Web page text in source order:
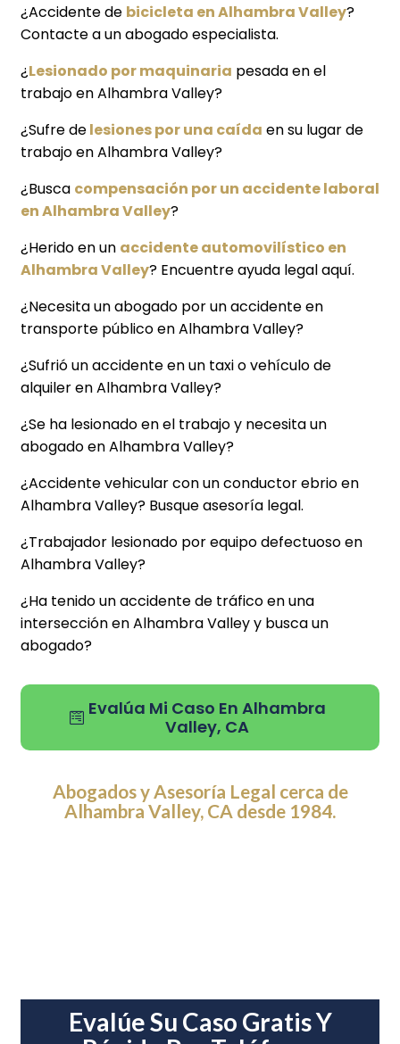
¿Accidente de bicicleta en Alhambra Valley?
Contacte a un abogado especialista.
¿Lesionado por maquinaria pesada en el
trabajo en Alhambra Valley?
¿Sufre delesiones por una caída en su lugar de
trabajo en Alhambra Valley?
¿Busca compensación por un accidente laboral
en Alhambra Valley?
¿Herido en un accidente automovilístico en
Alhambra Valley? Encuentre ayuda legal aquí.
¿Necesita un abogado por un accidente en
transporte público en Alhambra Valley?
¿Sufrió un accidente en un taxi o vehículo de
alquiler en Alhambra Valley?
¿Se ha lesionado en el trabajo y necesita un
abogado en Alhambra Valley?
¿Accidente vehicular con un conductor ebrio en
Alhambra Valley? Busque asesoría legal.
¿Trabajador lesionado por equipo defectuoso en
Alhambra Valley?
¿Ha tenido un accidente de tráfico en una
intersección en Alhambra Valley y busca un
abogado?
Evalúa Mi Caso En Alhambra
Valley, CA
Abogados y Asesoría Legal cerca de
Alhambra Valley, CA desde 1984.
Evalúe Su Caso Gratis Y